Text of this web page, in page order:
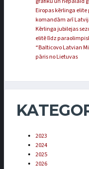
Eiropas kērlinga
komandām arī
Kērlinga jubilejas
elitē līdz
“Balticovo Latvian
pāris no Lietuvas
2023
2024
2025
2026